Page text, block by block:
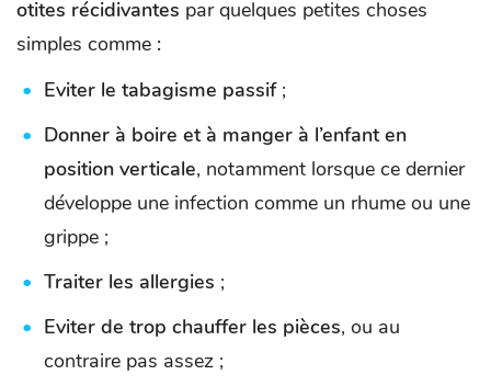
otites récidivantes par quelques petites choses
simples comme :
Eviter le tabagisme passif ;
Donner à boire et à manger à l’enfant en
position verticale, notamment lorsque ce dernier
développe une infection comme un rhume ou une
grippe ;
Traiter les allergies ;
Eviter de trop chauffer les pièces, ou au
contraire pas assez ;